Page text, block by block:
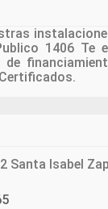
1406 Te
de
Santa Isabel